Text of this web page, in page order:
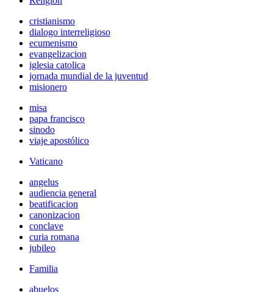
cristianismo
dialogo interreligioso
ecumenismo
evangelizacion
iglesia catolica
jornada mundial de la juventud
misionero
misa
papa francisco
sinodo
viaje apostólico
Vaticano
angelus
audiencia general
beatificacion
canonizacion
conclave
curia romana
jubileo
Familia
abuelos